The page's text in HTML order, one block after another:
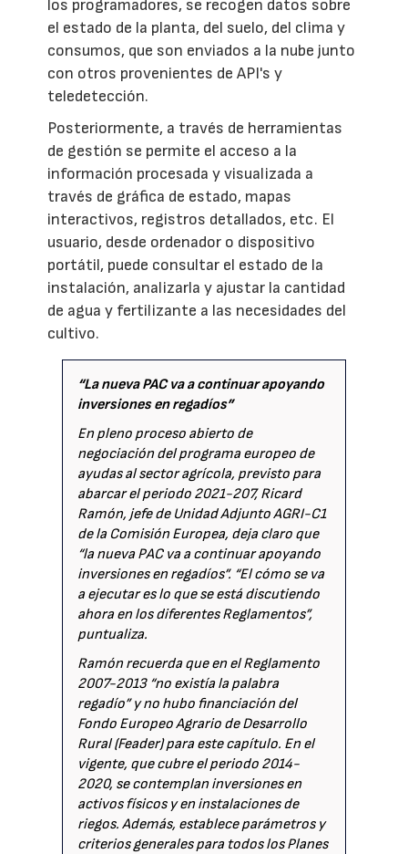
los programadores, se recogen datos sobre
el estado de la planta, del suelo, del clima y
consumos, que son enviados a la nube junto
con otros provenientes de API's y
teledetección.
Posteriormente, a través de herramientas
de gestión se permite el acceso a la
información procesada y visualizada a
través de gráfica de estado, mapas
interactivos, registros detallados, etc. El
usuario, desde ordenador o dispositivo
portátil, puede consultar el estado de la
instalación, analizarla y ajustar la cantidad
de agua y fertilizante a las necesidades del
cultivo.
“La nueva PAC va a continuar apoyando
inversiones en regadíos”
En pleno proceso abierto de
negociación del programa europeo de
ayudas al sector agrícola, previsto para
abarcar el periodo 2021-207, Ricard
Ramón, jefe de Unidad Adjunto AGRI-C1
de la Comisión Europea, deja claro que
“la nueva PAC va a continuar apoyando
inversiones en regadíos”. “El cómo se va
a ejecutar es lo que se está discutiendo
ahora en los diferentes Reglamentos”,
puntualiza.
Ramón recuerda que en el Reglamento
2007-2013 “no existía la palabra
regadío” y no hubo financiación del
Fondo Europeo Agrario de Desarrollo
Rural (Feader) para este capítulo. En el
vigente, que cubre el periodo 2014-
2020, se contemplan inversiones en
activos físicos y en instalaciones de
riegos. Además, establece parámetros y
criterios generales para todos los Planes